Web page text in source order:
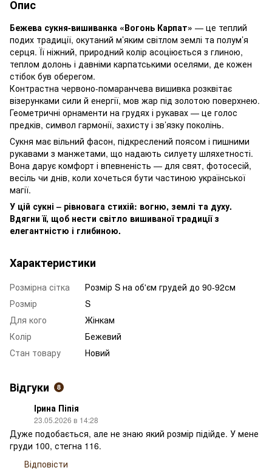
Опис
Бежева сукня-вишиванка «Вогонь Карпат» — це теплий
подих традиції, окутаний м’яким світлом землі та полум’я
серця. Її ніжний, природний колір асоціюється з глиною,
теплом долонь і давніми карпатськими оселями, де кожен
стібок був оберегом.
Контрастна червоно-помаранчева вишивка розквітає
візерунками сили й енергії, мов жар під золотою поверхнею.
Геометричні орнаменти на грудях і рукавах — це голос
предків, символ гармонії, захисту і зв’язку поколінь.
Сукня має вільний фасон, підкреслений поясом і пишними
рукавами з манжетами, що надають силуету шляхетності.
Вона дарує комфорт і впевненість — для свят, фотосесій,
весіль чи днів, коли хочеться бути частиною української
магії.
У цій сукні – рівновага стихій: вогню, землі та духу.
Вдягни її, щоб нести світло вишиваної традиції з
елегантністю і глибиною.
Характеристики
Розмірна сітка
Розмір S на об'єм грудей до 90-92см
Розмір
S
Для кого
Жінкам
Колір
Бежевий
Стан товару
Новий
Відгуки 8
Ірина Піпія
23.05.2026 в 14:28
Дуже подобається, але не знаю який розмір підійде. У мене
груди 100, стегна 116.
Відповісти